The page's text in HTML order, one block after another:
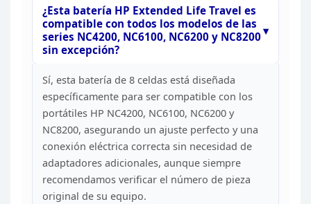
¿Esta batería HP Extended Life Travel es
compatible con todos los modelos de las
series NC4200, NC6100, NC6200 y NC8200
sin excepción?
Sí, esta batería de 8 celdas está diseñada
específicamente para ser compatible con los
portátiles HP NC4200, NC6100, NC6200 y
NC8200, asegurando un ajuste perfecto y una
conexión eléctrica correcta sin necesidad de
adaptadores adicionales, aunque siempre
recomendamos verificar el número de pieza
original de su equipo.